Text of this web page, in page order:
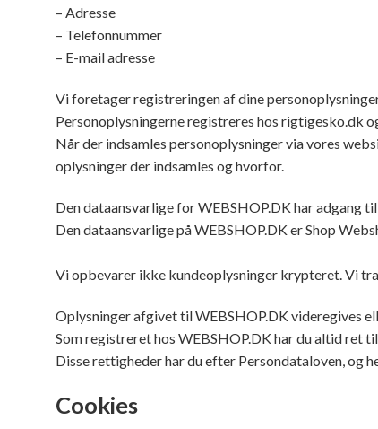
– Adresse
– Telefonnummer
– E-mail adresse
Vi foretager registreringen af dine
Personoplysningerne registreres hos rigtigesko.dk
Når der indsamles personoplysninger via vores
oplysninger der indsamles og hvorfor.
Den dataansvarlige for WEBSHOP.DK har adgang
Den dataansvarlige på WEBSHOP.DK er Shop
Vi opbevarer ikke kundeoplysninger krypteret. Vi
Oplysninger afgivet til WEBSHOP.DK videregives
Som registreret hos WEBSHOP.DK har du altid ret
Disse rettigheder har du efter Persondataloven, og
Cookies